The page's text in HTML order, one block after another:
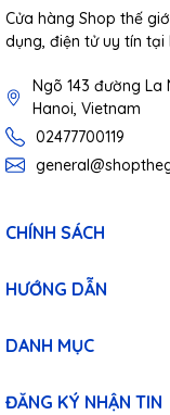
Cửa hàng Shop thế
dụng, điện tử uy tín tại
Ngõ 143 đường La
Hanoi, Vietnam
02477700119
CHÍNH SÁCH
HƯỚNG DẪN
DANH MỤC
ĐĂNG KÝ NHẬN TIN